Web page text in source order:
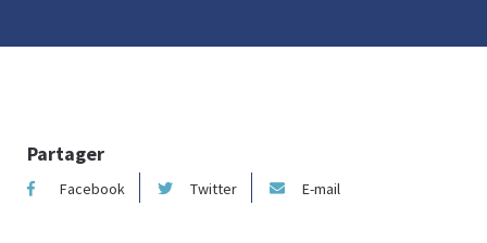
Partager
Facebook Twitter E-mail